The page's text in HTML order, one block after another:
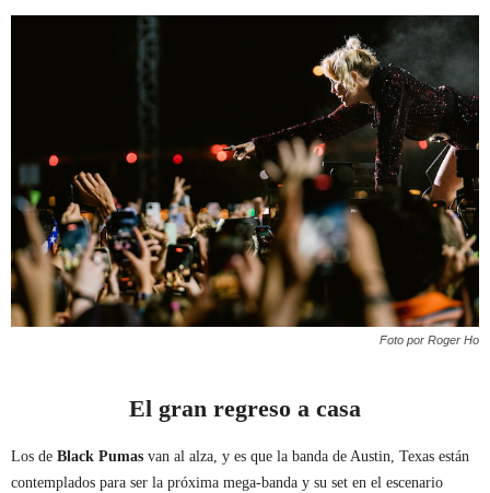
Foto por Roger Ho
El gran regreso a casa
Los de Black Pumas van al alza, y es que la banda de Austin, Texas están
contemplados para ser la próxima mega-banda y su set en el escenario